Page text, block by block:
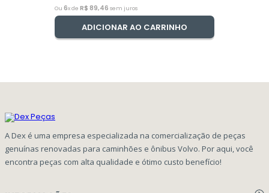
Ou 6x de R$ 89,46 sem juros
ADICIONAR AO CARRINHO
A Dex é uma empresa especializada na comercialização de peças
genuínas renovadas para caminhões e ônibus Volvo. Por aqui, você
encontra peças com alta qualidade e ótimo custo benefício!